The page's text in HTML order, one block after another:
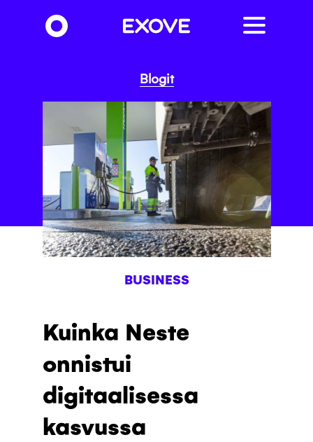
pääsisältöön
Blogit
BUSINESS
Kuinka Neste
onnistui
digitaalisessa
kasvussa